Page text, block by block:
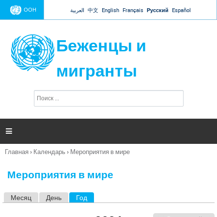
Jump to navigation
ООН العربية 中文 English Français Русский Español
Беженцы и
мигранты
п
и

Вы
Главная › Календарь › Мероприятия в мире
Мероприятия в мире
Месяц День Год